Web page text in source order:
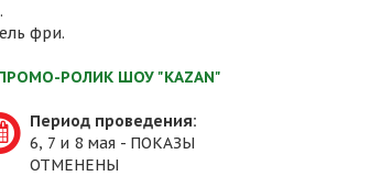
фри.
РОЛИК ШОУ "KAZAN"
Период проведения:
6, 7 и 8 мая - ПОКАЗЫ
ОТМЕНЕНЫ